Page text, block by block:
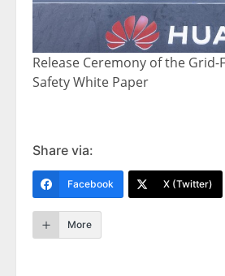
Release Ceremony of the Grid-
Safety White Paper
Share via:
Facebook X (Twitter)
More